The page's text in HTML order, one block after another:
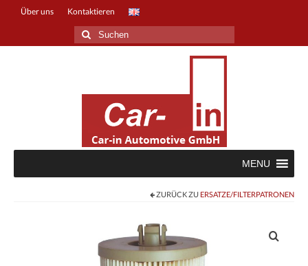
Über uns Kontaktieren
Suche
nach:
MENU
ZURÜCK ZU ERSATZE/FILTERPATRONEN